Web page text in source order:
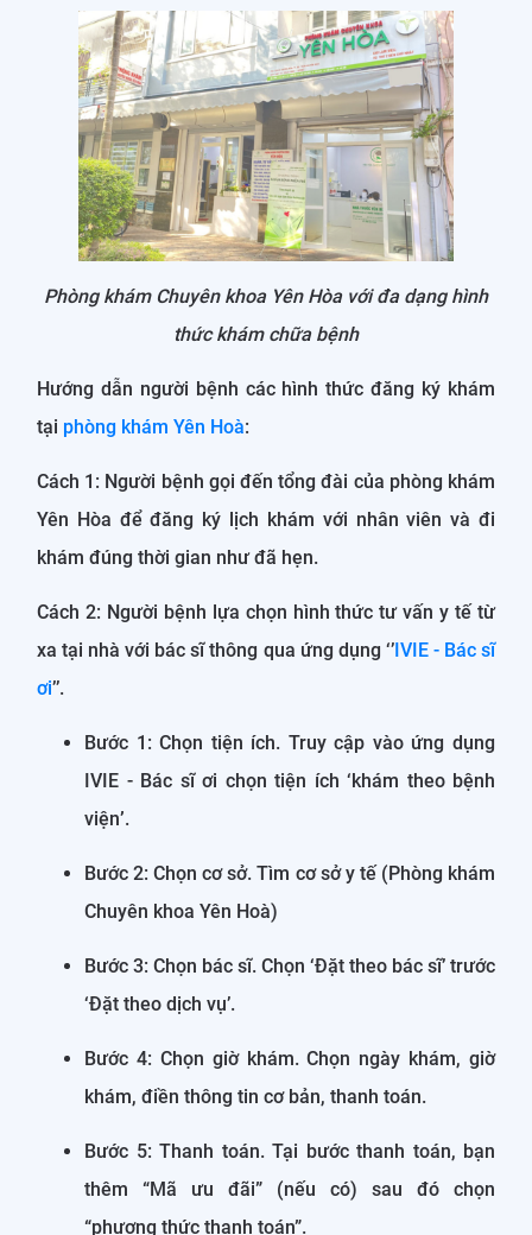
Phòng khám Chuyên khoa Yên Hòa với đa dạng hình
thức khám chữa bệnh
Hướng dẫn người bệnh các hình thức đăng ký khám
tại phòng khám Yên Hoà:
Cách 1: Người bệnh gọi đến tổng đài của phòng khám
Yên Hòa để đăng ký lịch khám với nhân viên và đi
khám đúng thời gian như đã hẹn.
Cách 2: Người bệnh lựa chọn hình thức tư vấn y tế từ
xa tại nhà với bác sĩ thông qua ứng dụng ‘’IVIE - Bác sĩ
ơi’’.
Bước 1: Chọn tiện ích. Truy cập vào ứng dụng
IVIE - Bác sĩ ơi chọn tiện ích ‘khám theo bệnh
viện’.
Bước 2: Chọn cơ sở. Tìm cơ sở y tế (Phòng khám
Chuyên khoa Yên Hoà)
Bước 3: Chọn bác sĩ. Chọn ‘Đặt theo bác sĩ’ trước
‘Đặt theo dịch vụ’.
Bước 4: Chọn giờ khám. Chọn ngày khám, giờ
khám, điền thông tin cơ bản, thanh toán.
Bước 5: Thanh toán. Tại bước thanh toán, bạn
thêm “Mã ưu đãi” (nếu có) sau đó chọn
“phương thức thanh toán”.